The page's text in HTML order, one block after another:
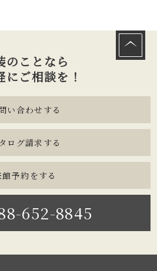
のことなら
にご相談を！
い合わせする
ログ請求する
館予約をする
652-8845